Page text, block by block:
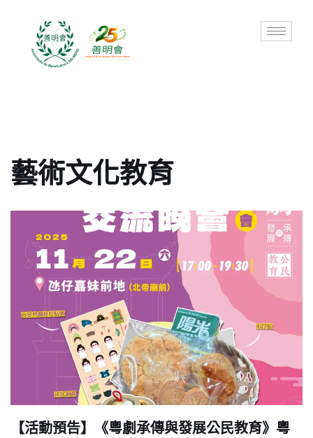
藝術文化教育
【活動預告】《粵劇承傳與發展公民教育》粵